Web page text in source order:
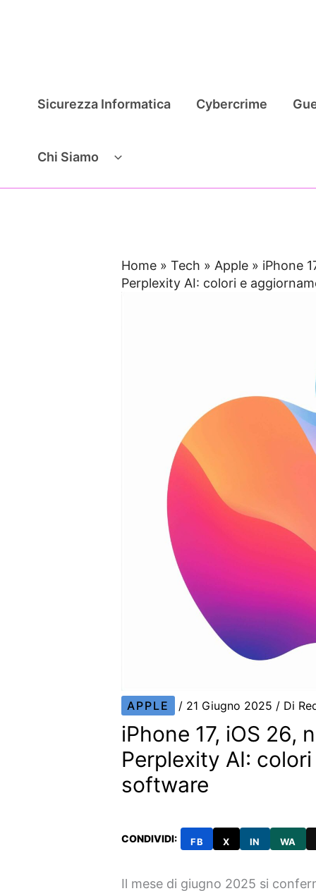
Sicurezza Informatica Cybercrime
Chi Siamo
Home »Tech » Apple » iPhone
Perplexity AI: colori e
APPLE / 21 Giugno 2025 / Di
iPhone 17, iOS 26,
Perplexity AI:
software
CONDIVIDI: FB X IN WA
Il mese di giugno 2025 si